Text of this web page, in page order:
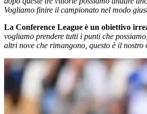
Vogliamo finire il campionato nel modo
La Conference League è un obiettivo
vogliamo prendere tutti i punti che
altri nove che rimangono, questo è il nostro